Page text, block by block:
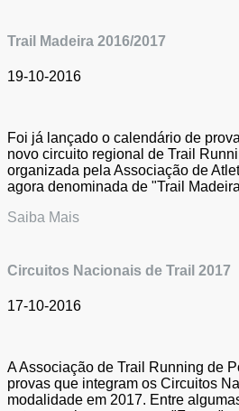
Trail Madeira 2016/2017
19-10-2016
Foi já lançado o calendário de
novo circuito regional de Trail
organizada pela Associação de
agora denominada de "Trail
Saiba Mais
Circuitos Nacionais de Trail 2017
17-10-2016
A Associação de Trail Running de
provas que integram os Circuitos
modalidade em 2017. Entre